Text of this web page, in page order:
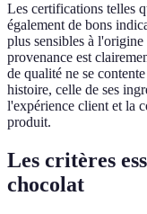
Les certifications telles
également de bons
plus sensibles à
provenance est
de qualité ne se
histoire, celle de ses
l'expérience client et la
produit.
Les critères
chocolat